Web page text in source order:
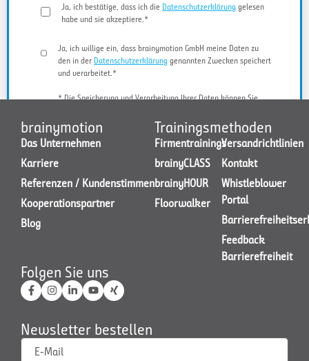
Ja, ich bestätige, dass ich die Datenschutzerklärung gelesen
habe und sie akzeptiere.*
Ja, ich willige ein, dass brainymotion GmbH meine Daten zu
den in der Datenschutzerklärung genannten Zwecken speichert
und verarbeitet.*
* Die Speicherung und Verarbeitung Ihrer Daten können Sie
JETZT KONTAKT AUFNEHMEN
brainymotion
Das Unternehmen
Karriere
Referenzen / Kundenstimmen
Kooperationspartner
Blog
Trainingsmethoden
Firmentrainings
brainyCLASS
brainyHOUR
Floorwalker
Versandrichtlinien
Kontakt
Whistleblower
Portal
Feedback
Barrierefreiheit
Folgen Sie uns
Newsletter bestellen
E-Mail